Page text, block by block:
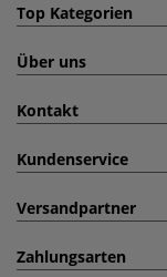
Top Kategorien
Über uns
Kontakt
Kundenservice
Versandpartner
Zahlungsarten